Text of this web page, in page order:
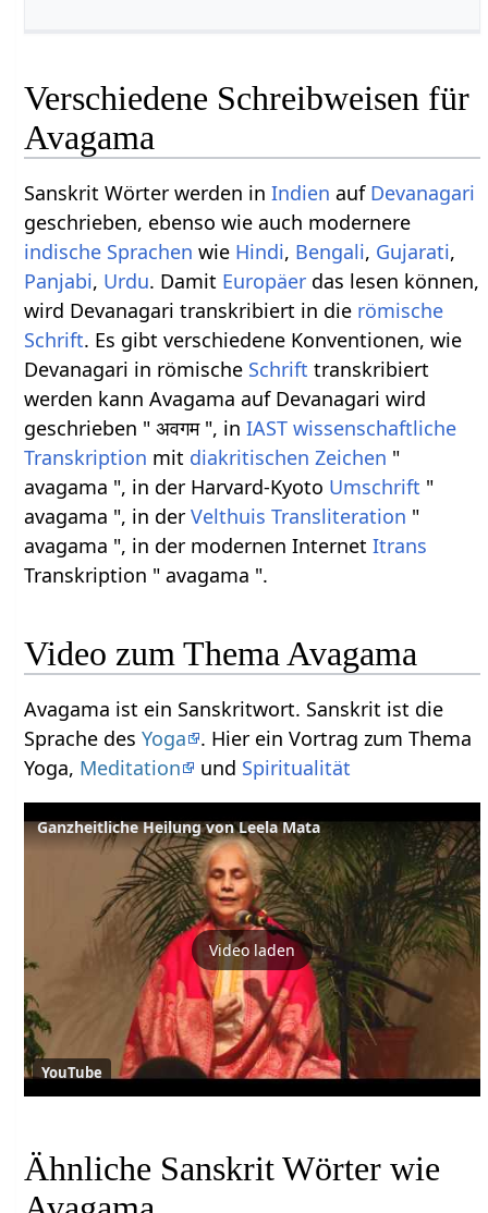
Verschiedene Schreibweisen für
Avagama
Sanskrit Wörter werden inIndien auf Devanagari
geschrieben, ebenso wie auch modernere
indische Sprachen wie Hindi, Bengali, Gujarati,
Panjabi, Urdu. Damit Europäer das lesen können,
wird Devanagari transkribiert in die römische
Schrift. Es gibt verschiedene Konventionen, wie
Devanagari in römische Schrift transkribiert
werden kann Avagama auf Devanagari wird
geschrieben " अवगम ", inIAST wissenschaftliche
Transkription mit diakritischen Zeichen "
avagama ", in der Harvard-Kyoto Umschrift "
avagama ", in derVelthuis Transliteration "
avagama ", in der modernen InternetItrans
Transkription " avagama ".
Video zum Thema Avagama
Avagama ist ein Sanskritwort. Sanskrit ist die
Sprache desYoga
. Hier ein Vortrag zum Thema
Yoga, Meditation und Spiritualität
Ganzheitliche Heilung von Leela Mata
Video laden
YouTube
Ähnliche Sanskrit Wörter wie